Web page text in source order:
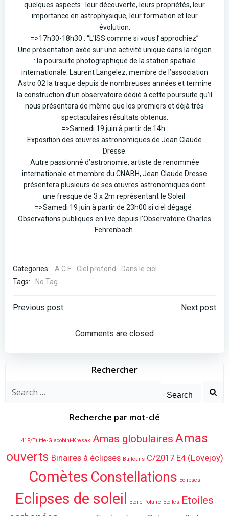
quelques aspects : leur découverte, leurs propriétés, leur
importance en astrophysique, leur formation et leur
évolution.
=>17h30-18h30 : “L’ISS comme si vous l’approchiez”
Une présentation axée sur une activité unique dans la région
: la poursuite photographique de la station spatiale
internationale. Laurent Langelez, membre de l’association
Astro 02 la traque depuis de nombreuses années et termine
la construction d’un observatoire dédié à cette poursuite qu’il
nous présentera de même que les premiers et déjà très
spectaculaires résultats obtenus.
=>Samedi 19 juin à partir de 14h :
Exposition des œuvres astronomiques de Jean Claude
Dresse.
Autre passionné d’astronomie, artiste de renommée
internationale et membre du CNABH, Jean Claude Dresse
présentera plusieurs de ses œuvres astronomiques dont
une fresque de 3 x 2m représentant le Soleil.
=>Samedi 19 juin à partir de 23h00 si ciel dégagé :
Observations publiques en live depuis l’Observatoire Charles
Fehrenbach.
Categories: A.C.F. Ciel profond
Dans le ciel
Tags:
No Tag
Post
navigation
Previous post
navigation
Next post
Comments are closed
Rechercher
Search
Recherche par mot-clé
41P/Tuttle-Giacobini-Kresak Amas globulaires Amas
ouverts Binaires à éclipses Bulletins C/2017 E4 (Lovejoy)
Comètes Constellations Eclipses
Eclipses de soleil Etoile Polaire Etoiles Etoiles